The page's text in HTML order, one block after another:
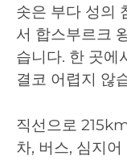
솟은 부다 성의
서 합스부르크
습니다. 한 곳에
결코 어렵지 않
직선으로
차, 버스, 심지